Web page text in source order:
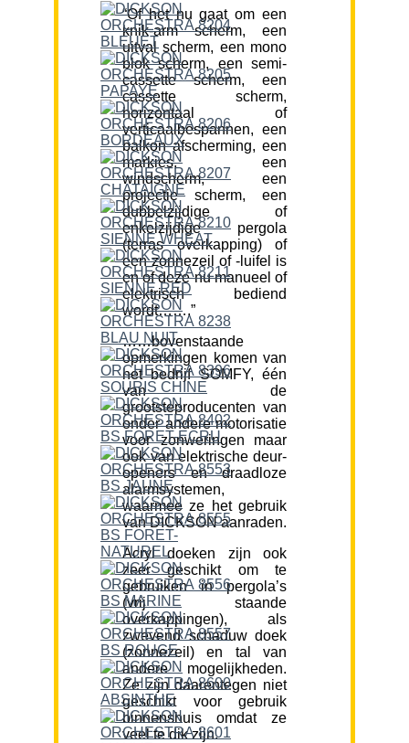
“Of het nu gaat om een
knik-arm scherm, een
uitval scherm, een mono
blok scherm, een semi-
cassette scherm, een
cassette scherm,
horizontaal of
verticaalbespannen, een
balkon afscherming, een
markies, een
windscherm, een
projectie scherm, een
dubbelzijdige of
enkelzijdige pergola
(terras overkapping) of
een zonnezeil of -luifel is
en of deze nu manueel of
elektrisch bediend
wordt…….”
……bovenstaande
opmerkingen komen van
het bedrijf SOMFY, één
van de
grootsteproducenten van
onder andere motorisatie
voor zonweringen maar
ook van elektrische deur-
openers en draadloze
alarmsystemen,
waarmee ze het gebruik
van DICKSON aanraden.
Acryl doeken zijn ook
zeer geschikt om te
gebruiken in pergola’s
(vrij staande
overkappingen), als
zwevend schaduw doek
(zonnezeil) en tal van
andere mogelijkheden.
Ze zijn daarentegen niet
geschikt voor gebruik
binnenshuis omdat ze
veel te dik zijn.